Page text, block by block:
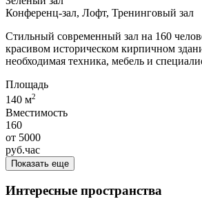
Конференц-зал, Лофт, Тренинговый зал
Стильный современный зал на 160
красивом историческом кирпичном
необходимая техника, мебель и
Площадь
140 м2
Вместимость
160
от 5000
руб.час
Показать еще
Интересные пространства